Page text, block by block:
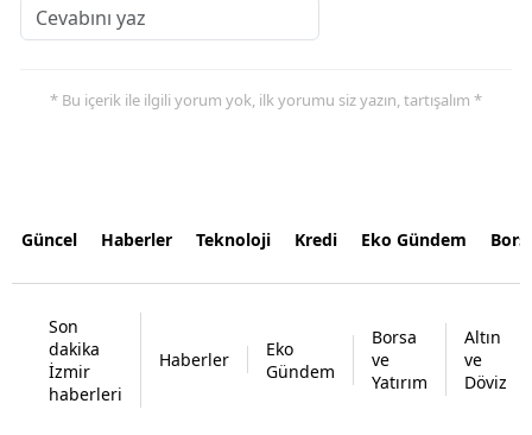
* Bu içerik ile ilgili yorum yok, ilk yorumu siz yazın, tartışalım *
Güncel Haberler Teknoloji Kredi Eko Gündem
Son
dakika
İzmir
haberleri
Haberler
Eko
Gündem
Borsa
ve
Yatırım
Altın
ve
Döviz